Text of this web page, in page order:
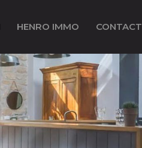
HENRO IMMO CONTACT